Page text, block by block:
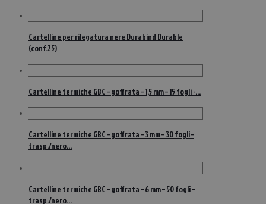
Cartelline per rilegatura nere Durabind Durable
(conf.25)
Cartelline termiche GBC – goffrata – 1,5 mm – 15 fogli -…
Cartelline termiche GBC – goffrata – 3 mm – 30 fogli –
trasp./nero…
Cartelline termiche GBC – goffrata – 6 mm – 50 fogli –
trasp./nero…